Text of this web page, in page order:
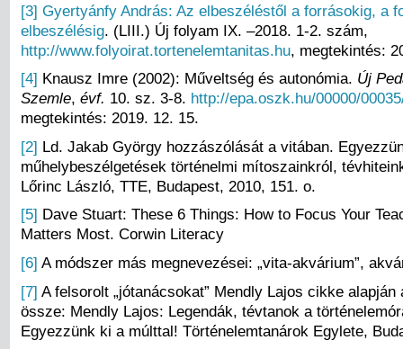
[3] Gyertyánfy András: Az elbeszéléstől a forrásokig, a
elbeszélésig. (LIII.) Új folyam IX. –2018. 1-2. szám,
http://www.folyoirat.tortenelemtanitas.hu, megtekintés:
[4] Knausz Imre (2002): Műveltség és autonómia. Új
Szemle, évf. 10. sz. 3-8. http://epa.oszk.hu/00000/
megtekintés: 2019. 12. 15.
[2] Ld. Jakab György hozzászólását a vitában.
műhelybeszélgetések történelmi mítoszainkról,
Lőrinc László, TTE, Budapest, 2010, 151. o.
[5] Dave Stuart: These 6 Things: How to Focus Your
Matters Most. Corwin Literacy
[6] A módszer más megnevezései: „vita-akvárium”,
[7] A felsorolt „jótanácsokat” Mendly Lajos cikke alapján
össze: Mendly Lajos: Legendák, tévtanok a
Egyezzünk ki a múlttal! Történelemtanárok Egylete,